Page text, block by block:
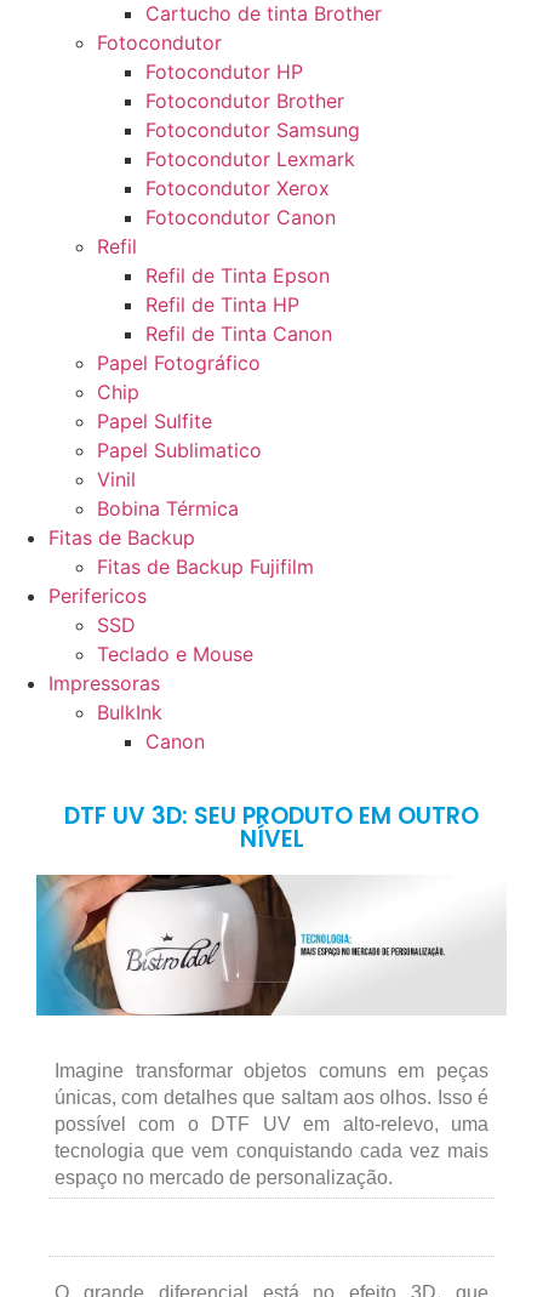
Cartucho de tinta Brother
Fotocondutor
Fotocondutor HP
Fotocondutor Brother
Fotocondutor Samsung
Fotocondutor Lexmark
Fotocondutor Xerox
Fotocondutor Canon
Refil
Refil de Tinta Epson
Refil de Tinta HP
Refil de Tinta Canon
Papel Fotográfico
Chip
Papel Sulfite
Papel Sublimatico
Vinil
Bobina Térmica
Fitas de Backup
Fitas de Backup Fujifilm
Perifericos
SSD
Teclado e Mouse
Impressoras
BulkInk
Canon
DTF UV 3D: SEU PRODUTO EM OUTRO
NÍVEL
Imagine transformar objetos comuns em peças
únicas, com detalhes que saltam aos olhos. Isso é
possível com o DTF UV em alto-relevo, uma
tecnologia que vem conquistando cada vez mais
espaço no mercado de personalização.